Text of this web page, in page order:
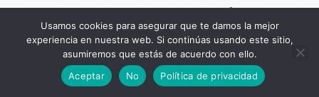
grupo y esta se aparea con los machos más aptos.
Mientras tanto, los demásroedores del grupo solo se
limitan a labores de exploración y recolección.
Apareamiento y reproducción
Usamos cookies para asegurar que te damos la mejor
experiencia en nuestra web. Si continúas usando este sitio,
asumiremos que estás de acuerdo con ello.
Aceptar
No Política de privacidad